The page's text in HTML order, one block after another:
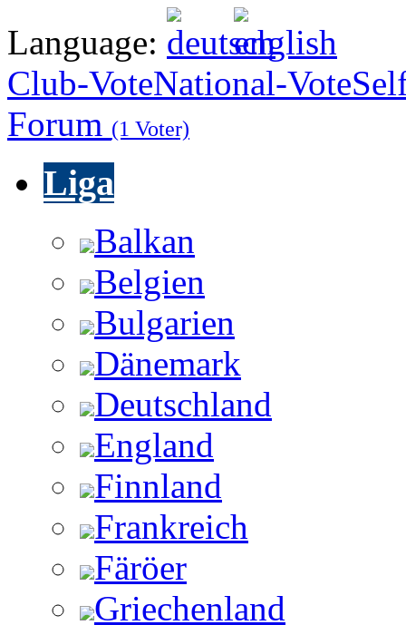
Language:
Club-VoteNational-Vote
Forum (1 Voter)
Liga
Balkan
Belgien
Bulgarien
Dänemark
Deutschland
England
Finnland
Frankreich
Färöer
Griechenland